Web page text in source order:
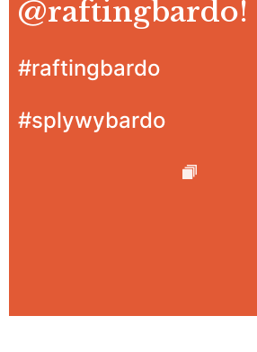
@raftingbardo!
#raftingbardo
#splywybardo